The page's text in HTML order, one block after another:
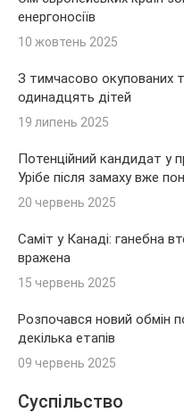
енергоносіїв
10 жовтень 2025
З тимчасово окупованих
одинадцять дітей
19 липень 2025
Потенційний кандидат у
Урібе після замаху вже
20 червень 2025
Саміт у Канаді: ганебна
вражена
15 червень 2025
Розпочався новий обмін
декілька етапів
09 червень 2025
Суспільство